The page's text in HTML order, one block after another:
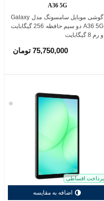
A36 5G
گوشی موبایل سامسونگ مدل Galaxy
A36 5G دو سیم حافظه 256 گیگابایت
و رم 8 گیگابایت
75,750,000 تومان
پرداخت اقساطی
اضافه به مقایسه
نقره
ای